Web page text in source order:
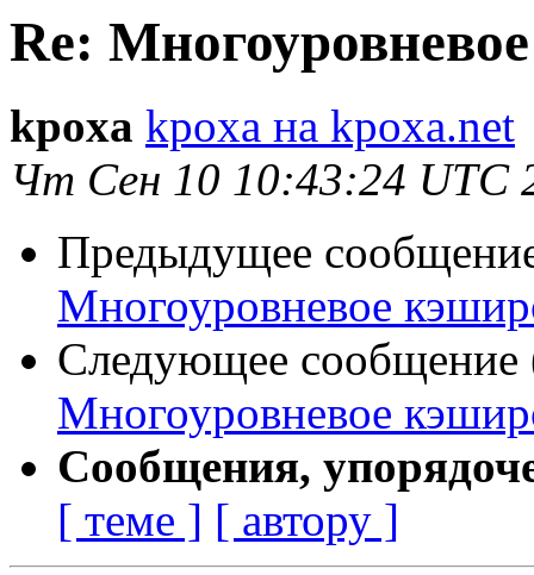
Re:
kpoxa kpoxa на kpoxa.net
Чт Сен 10 10:43:24 UTC
Предыдущее
Многоуровневое
Следующее сообщение
Многоуровневое
Сообщения,
[ теме ] [ автору ]